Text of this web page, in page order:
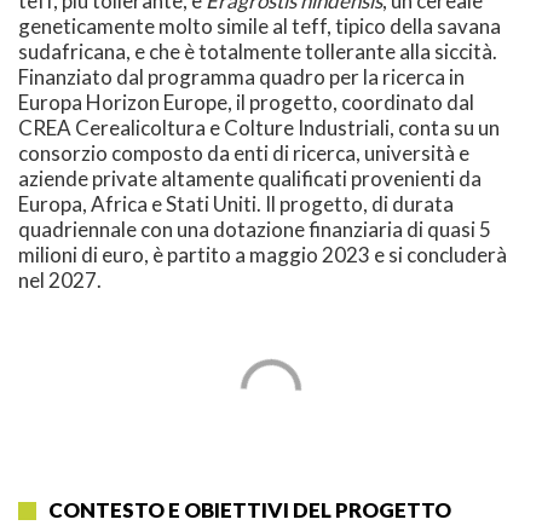
geneticamente molto simile al teff, tipico della savana
sudafricana, e che è totalmente tollerante alla siccità.
Finanziato dal programma quadro per la ricerca in
Europa Horizon Europe, il progetto, coordinato dal
CREA Cerealicoltura e Colture Industriali, conta su un
consorzio composto da enti di ricerca, università e
aziende private altamente qualificati provenienti da
Europa, Africa e Stati Uniti. Il progetto, di durata
quadriennale con una dotazione finanziaria di quasi 5
milioni di euro, è partito a maggio 2023 e si concluderà
nel 2027.
CONTESTO E OBIETTIVI DEL PROGETTO